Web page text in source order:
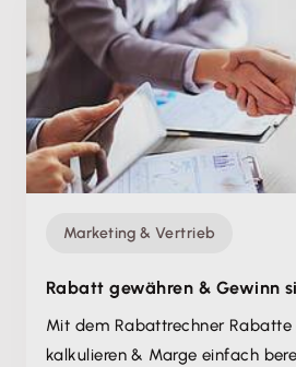
Marketing & Vertrieb
Rabatt gewähren & Gewinn
Mit dem Rabattrechner Rabatte
kalkulieren & Marge einfach